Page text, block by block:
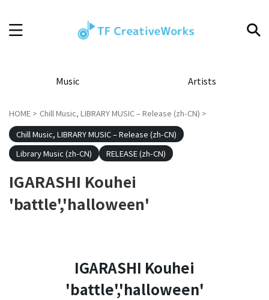
Music Artists
HOME > Chill Music, LIBRARY MUSIC – Release (zh-CN) >
Chill Music, LIBRARY MUSIC – Release (zh-CN)
Library Music (zh-CN)
RELEASE (zh-CN)
IGARASHI Kouhei
'battle','halloween'
IGARASHI Kouhei
'battle','halloween'